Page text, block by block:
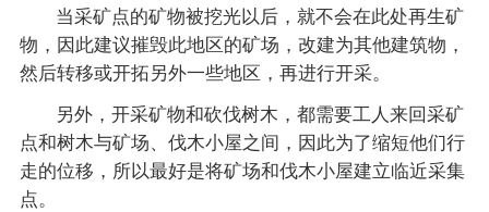
当采矿点的矿物被挖光以后，就不会在此处再生矿
物，因此建议摧毁此地区的矿场，改建为其他建筑物，
然后转移或开拓另外一些地区，再进行开采。
另外，开采矿物和砍伐树木，都需要工人来回采矿
点和树木与矿场、伐木小屋之间，因此为了缩短他们行
走的位移，所以最好是将矿场和伐木小屋建立临近采集
点。